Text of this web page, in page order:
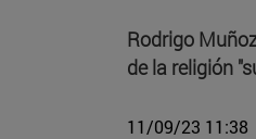
Rodrigo
de la religión
11/09/23 11:38